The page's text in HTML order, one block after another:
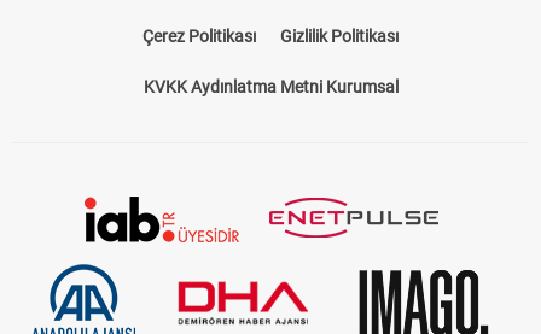
Çerez Politikası Gizlilik Politikası
KVKK Aydınlatma Metni Kurumsal